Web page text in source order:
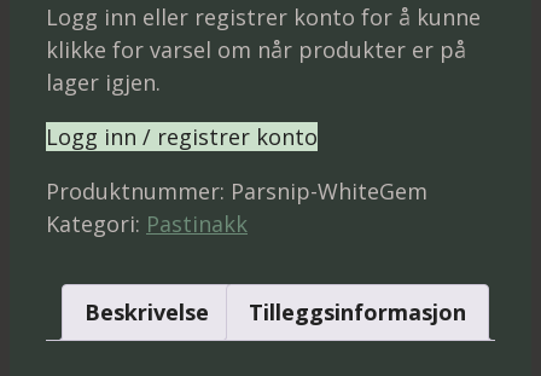
Logg inn eller registrer konto for å kunne
klikke for varsel om når produkter er på
lager igjen.
Logg inn / registrer konto
Produktnummer: Parsnip-WhiteGem
Kategori: Pastinakk
Beskrivelse Tilleggsinformasjon